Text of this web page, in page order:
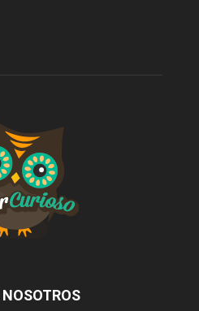
NOSOTROS